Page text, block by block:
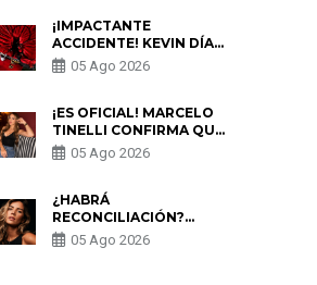
¡IMPACTANTE
ACCIDENTE! KEVIN DÍAZ
CAE DESDE OCHO
METROS EN “ESTO ES
PREOCUPACIÓN
05 Ago 2026
¡ES OFICIAL! MARCELO
TINELLI CONFIRMA QUE
REGRESÓ CON MILETT
FIGUEROA: “EL AMOR
05 Ago 2026
¿HABRÁ
RECONCILIACIÓN?
MARIO HART ADMITE
QUE PODRÍA VOLVER
05 Ago 2026